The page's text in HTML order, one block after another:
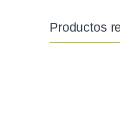
Productos